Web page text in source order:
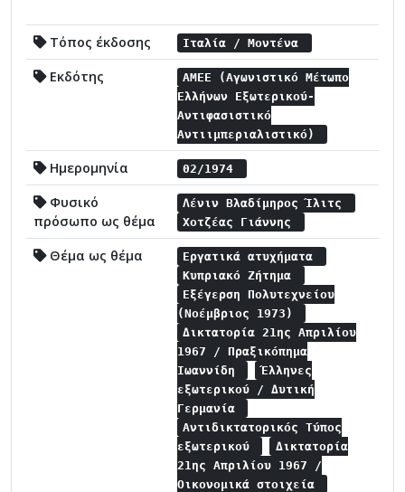
Τόπος έκδοσης Ιταλία / Μοντένα
Εκδότης
ΑΜΕΕ (Αγωνιστικό Μέτωπο
Ελλήνων Εξωτερικού-
Αντιφασιστικό
Αντιιμπεριαλιστικό)
Ημερομηνία 02/1974
Φυσικό
πρόσωπο ως θέμα
Λένιν Βλαδίμηρος Ίλιτς
Χοτζέας Γιάννης
Θέμα ως θέμα
Εργατικά ατυχήματα
Κυπριακό Ζήτημα
Εξέγερση Πολυτεχνείου
(Νοέμβριος 1973)
Δικτατορία 21ης Απριλίου
1967 / Πραξικόπημα
Ιωαννίδη
Έλληνες
εξωτερικού / Δυτική
Γερμανία
Αντιδικτατορικός Τύπος
εξωτερικού
Δικτατορία
21ης Απριλίου 1967 /
Οικονομικά στοιχεία